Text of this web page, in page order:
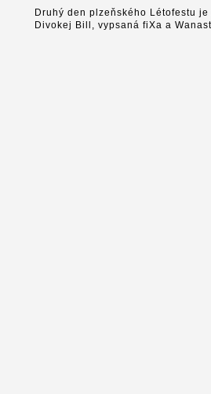
Druhý den plzeňského Létofestu
Divokej Bill, vypsaná fiXa a